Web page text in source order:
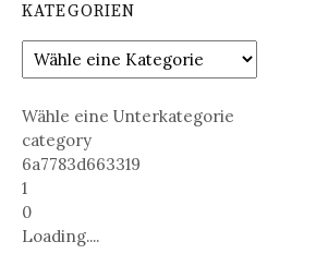
KATEGORIEN
Wähle eine Unterkategorie
category
6a7783d663319
1
0
Loading....